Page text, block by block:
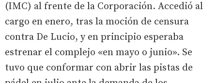
(IMC) al frente de la Corporación. Accedió al
cargo en enero, tras la moción de censura
contra De Lucio, y en principio esperaba
estrenar el complejo «en mayo o junio». Se
tuvo que conformar con abrir las pistas de